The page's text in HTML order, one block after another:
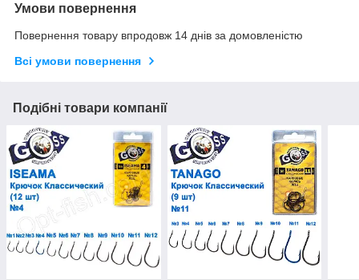
Умови повернення
Повернення товару впродовж 14 днів за домовленістю
Всі умови повернення
Подібні товари компанії